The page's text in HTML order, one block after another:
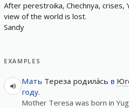
After perestroika, Chechnya, crises,
view of the world is lost.
Sandy
EXAMPLES
Мать Тереза ​​родила́сь в
году.
Mother Teresa was born in